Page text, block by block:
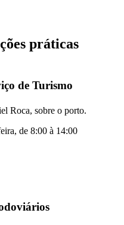
práticas
de Turismo
Roca, sobre o porto.
de 8:00 à 14:00